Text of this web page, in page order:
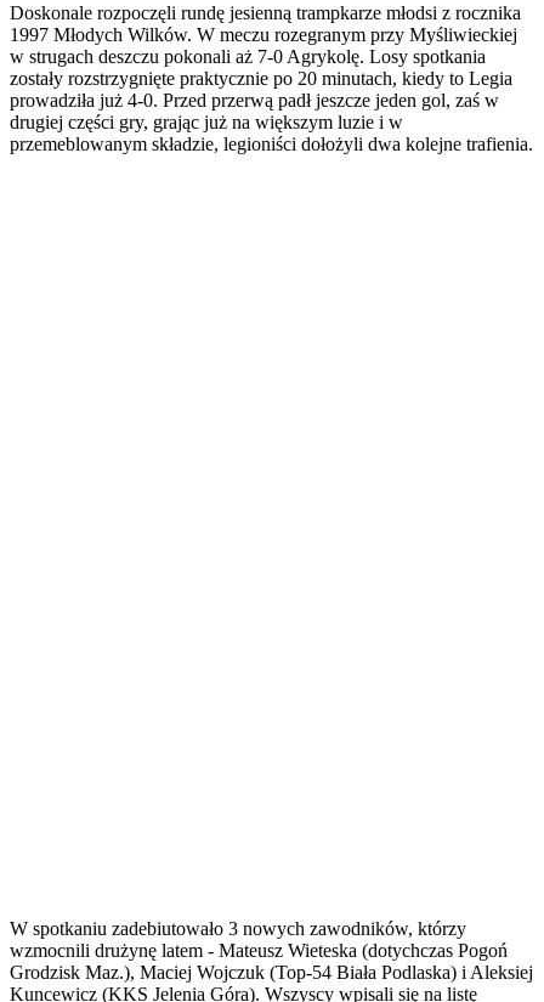
Doskonale rozpoczęli rundę jesienną trampkarze młodsi z rocznika
1997 Młodych Wilków. W meczu rozegranym przy Myśliwieckiej
w strugach deszczu pokonali aż 7-0 Agrykolę. Losy spotkania
zostały rozstrzygnięte praktycznie po 20 minutach, kiedy to Legia
prowadziła już 4-0. Przed przerwą padł jeszcze jeden gol, zaś w
drugiej części gry, grając już na większym luzie i w
przemeblowanym składzie, legioniści dołożyli dwa kolejne trafienia.
W spotkaniu zadebiutowało 3 nowych zawodników, którzy
wzmocnili drużynę latem - Mateusz Wieteska (dotychczas Pogoń
Grodzisk Maz.), Maciej Wojczuk (Top-54 Biała Podlaska) i Aleksiej
Kuncewicz (KKS Jelenia Góra). Wszyscy wpisali się na listę